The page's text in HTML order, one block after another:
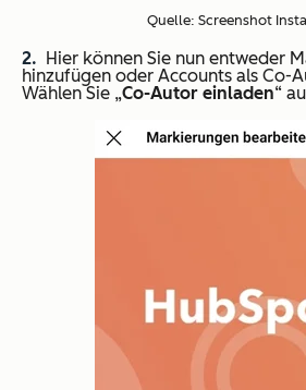
Quelle: Screenshot
Hier können Sie nun entweder
hinzufügen oder Accounts als Co-
Wählen Sie „Co-Autor einladen“